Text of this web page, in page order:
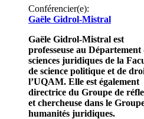
Conférencier(e):
Gaële Gidrol-Mistral
Gaële Gidrol-Mistral est
professeuse au Département
sciences juridiques de la
de science politique et de
l’UQAM. Elle est également
directrice du Groupe de
et chercheuse dans le
humanités juridiques.